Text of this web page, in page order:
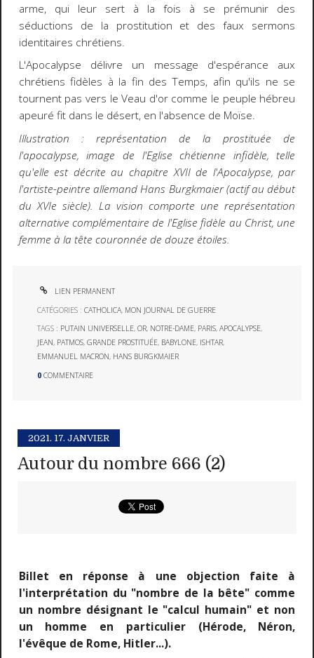
arme, qui leur sert à la fois à se prémunir des
séductions de la prostitution et des faux sermons
identitaires chrétiens.
L'Apocalypse délivre un message d'espérance aux
chrétiens fidèles à la fin des Temps, afin qu'ils ne se
tournent pas vers le Veau d'or comme le peuple hébreu
apeuré fit dans le désert, en l'absence de Moïse.
Illustration : représentation de la prostituée de
l'apocalypse, image de l'Eglise chétienne infidèle, telle
qu'elle est décrite au chapitre XVII de l'Apocalypse, par
l'artiste-peintre allemand Hans Burgkmaier (actif au début
du XVIe siècle). La vision comporte une représentation
alternative complémentaire de l'Eglise fidèle au Christ, une
femme à la tête couronnée de douze étoiles.
LIEN PERMANENT
CATÉGORIES :CATHOLICA, MON JOURNAL DE GUERRE
TAGS : PUTAIN UNIVERSELLE,OR, NOTRE-DAME, PARIS,APOCALYPSE,
JEAN, PATMOS,GRANDE PROSTITUÉE, BABYLONE, ISHTAR,
EMMANUEL MACRON, HANS BURGKMAIER
0 COMMENTAIRE
2021. 17. JANVIER
Autour du nombre 666 (2)
Billet en réponse à une objection faite à
l'interprétation du "nombre de la bête" comme
un nombre désignant le "calcul humain" et non
un homme en particulier (Hérode, Néron,
l'évêque de Rome, Hitler...).